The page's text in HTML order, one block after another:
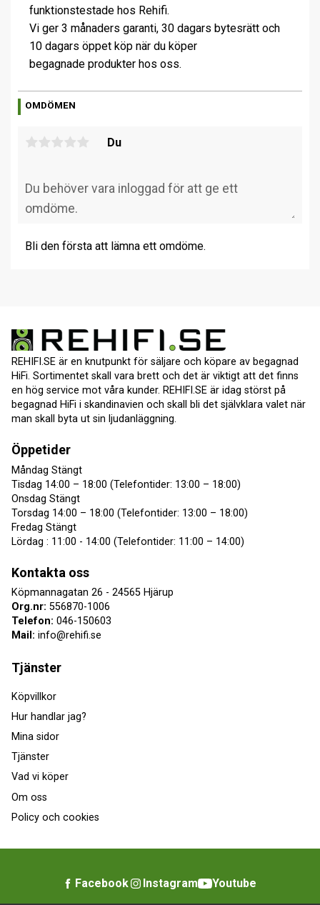
funktionstestade hos Rehifi.
Vi ger 3 månaders garanti, 30 dagars bytesrätt och
10 dagars öppet köp när du köper
begagnade produkter hos oss.
OMDÖMEN
Du
Bli den första att lämna ett omdöme.
REHIFI.SE är en knutpunkt för säljare och köpare av begagnad
HiFi. Sortimentet skall vara brett och det är viktigt att det finns
en hög service mot våra kunder. REHIFI.SE är idag störst på
begagnad HiFi i skandinavien och skall bli det självklara valet när
man skall byta ut sin ljudanläggning.
Öppetider
Måndag Stängt
Tisdag 14:00 – 18:00 (Telefontider: 13:00 – 18:00)
Onsdag Stängt
Torsdag 14:00 – 18:00 (Telefontider: 13:00 – 18:00)
Fredag Stängt
Lördag : 11:00 - 14:00 (Telefontider: 11:00 – 14:00)
Kontakta oss
Köpmannagatan 26 - 24565 Hjärup
Org.nr: 556870-1006
Telefon: 046-150603
Mail: info@rehifi.se
Tjänster
Köpvillkor
Hur handlar jag?
Mina sidor
Tjänster
Vad vi köper
Om oss
Policy och cookies
Facebook Instagram Youtube